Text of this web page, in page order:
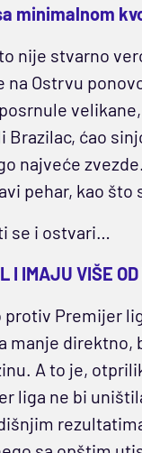
minimalnom
nije stvarno
Ostrvu
Brazilac, ćao
najveće
pehar, kao što
se i ostvari…
I IMAJU VIŠE
Premijer
manje
A to je,
liga ne bi